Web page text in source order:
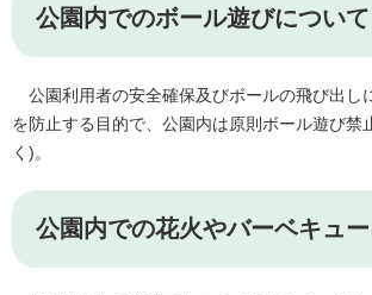
公園内でのボール遊びについて
公園利用者の安全確保及びボールの飛び出し
を防止する目的で、公園内は原則ボール遊び禁
く)。
公園内での花火やバーベキュ